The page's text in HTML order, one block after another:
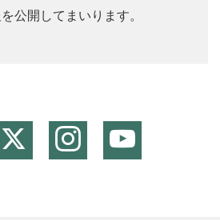
公開してまいります。